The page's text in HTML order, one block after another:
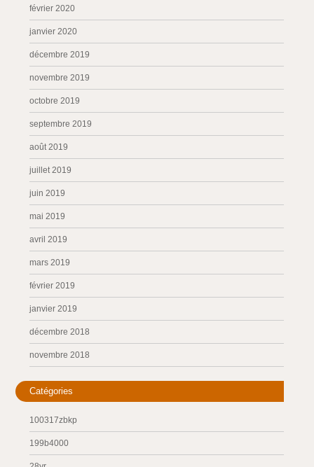
février 2020
janvier 2020
décembre 2019
novembre 2019
octobre 2019
septembre 2019
août 2019
juillet 2019
juin 2019
mai 2019
avril 2019
mars 2019
février 2019
janvier 2019
décembre 2018
novembre 2018
Catégories
100317zbkp
199b4000